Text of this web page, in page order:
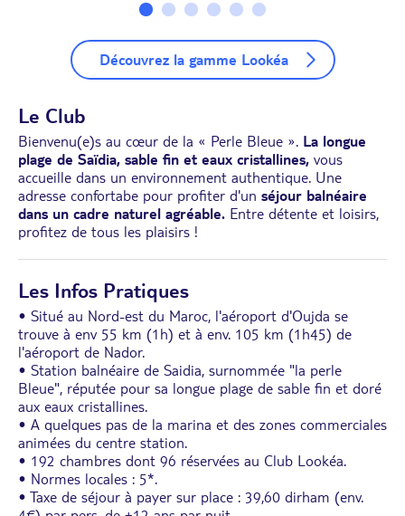
Découvrez la gamme Lookéa
Le Club
Bienvenu(e)s au cœur de la « Perle Bleue ». La longue
plage de Saïdia, sable fin et eaux cristallines, vous
accueille dans un environnement authentique. Une
adresse confortabe pour profiter d'un séjour balnéaire
dans un cadre naturel agréable. Entre détente et loisirs,
profitez de tous les plaisirs !
Les Infos Pratiques
• Situé au Nord-est du Maroc, l'aéroport d'Oujda se
trouve à env 55 km (1h) et à env. 105 km (1h45) de
l'aéroport de Nador.
• Station balnéaire de Saidia, surnommée "la perle
Bleue", réputée pour sa longue plage de sable fin et doré
aux eaux cristallines.
• A quelques pas de la marina et des zones commerciales
animées du centre station.
• 192 chambres dont 96 réservées au Club Lookéa.
• Normes locales : 5*.
• Taxe de séjour à payer sur place : 39,60 dirham (env.